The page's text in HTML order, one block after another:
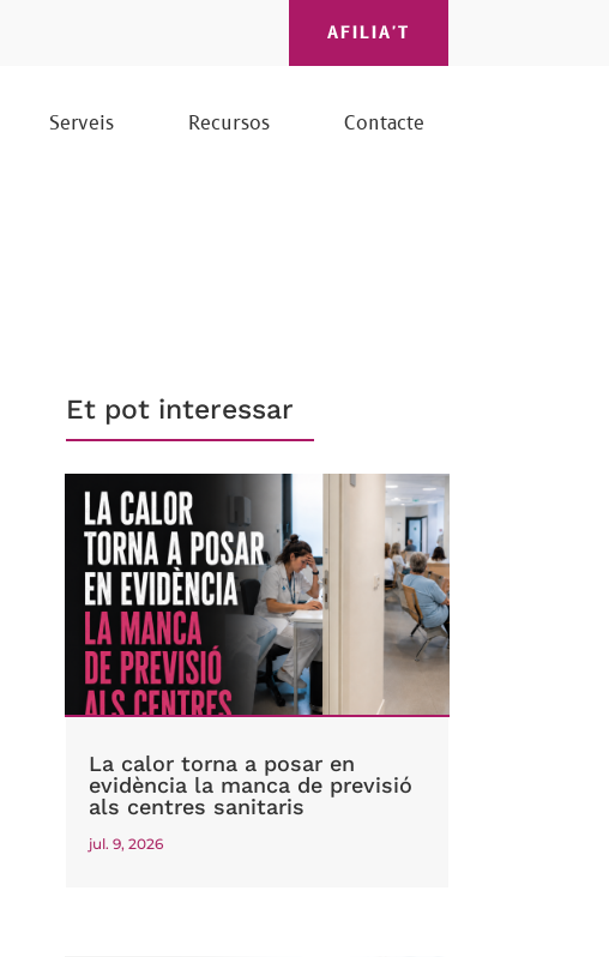
AFILIA'T
Serveis Recursos Contacte
Et pot interessar
La calor torna a posar en
evidència la manca de previsió
als centres sanitaris
jul. 9, 2026